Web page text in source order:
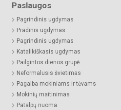
Paslaugos
Pagrindinis ugdymas
Pradinis ugdymas
Pagrindinis ugdymas
Katalikiškasis ugdymas
Pailgintos dienos grupė
Neformalusis švietimas
Pagalba mokiniams ir tėvams
Mokinių maitinimas
Patalpų nuoma